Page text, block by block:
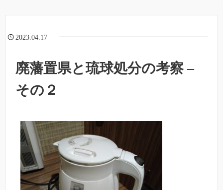
2023.04.17
廃藩置県と琉球処分の考察 –
その２